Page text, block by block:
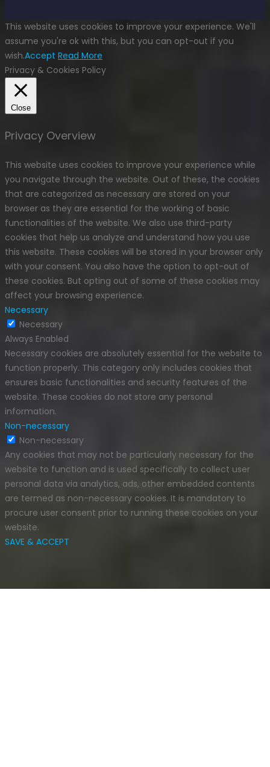
This website uses cookies to improve your experience. We'll
assume you're ok with this, but you can opt-out if you
wish.Accept Read More
Privacy & Cookies Policy
Close
Privacy Overview
This website uses cookies to improve your experience while
you navigate through the website. Out of these, the cookies
that are categorized as necessary are stored on your
browser as they are essential for the working of basic
functionalities of the website. We also use third-party
cookies that help us analyze and understand how you use
this website. These cookies will be stored in your browser only
with your consent. You also have the option to opt-out of
these cookies. But opting out of some of these cookies may
affect your browsing experience.
Necessary
Necessary
Always Enabled
Necessary cookies are absolutely essential for the website to
function properly. This category only includes cookies that
ensures basic functionalities and security features of the
website. These cookies do not store any personal
information.
Non-necessary
Non-necessary
Any cookies that may not be particularly necessary for the
website to function and is used specifically to collect user
personal data via analytics, ads, other embedded contents
are termed as non-necessary cookies. It is mandatory to
procure user consent prior to running these cookies on your
website.
SAVE & ACCEPT